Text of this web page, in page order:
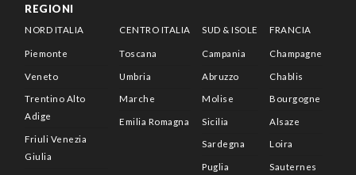
REGIONI
NORD ITALIA
Piemonte
Veneto
Trentino Alto
Adige
Friuli Venezia
Giulia
CENTRO ITALIA
Toscana
Umbria
Marche
Emilia Romagna
SUD & ISOLE
Campania
Abruzzo
Molise
Sicilia
Sardegna
Puglia
FRANCIA
Champagne
Chablis
Bourgogne
Alsaze
Loira
Sauternes